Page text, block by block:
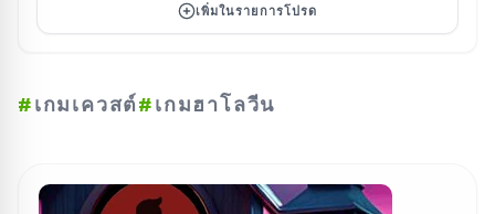
เพิ่มในรายการโปรด
#เกมเควสต์#เกมฮาโลวีน